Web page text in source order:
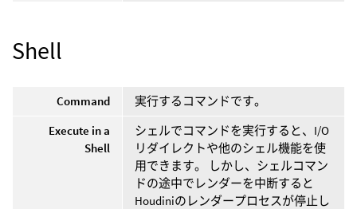
Shell
Command
実行するコマンドです。
Execute in a
Shell
シェルでコマンドを実行すると、I/O
リダイレクトや他のシェル機能を使
用できます。 しかし、シェルコマン
ドの途中でレンダーを中断すると
Houdiniのレンダープロセスが停止し